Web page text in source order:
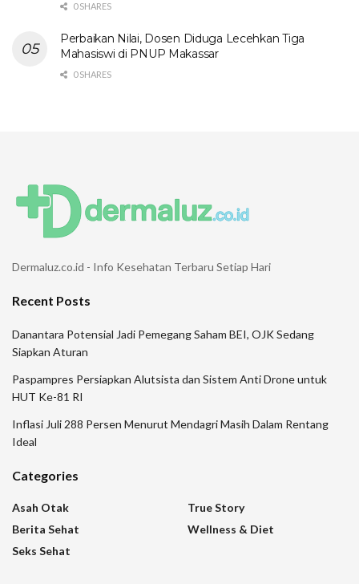
0 SHARES
Perbaikan Nilai, Dosen Diduga Lecehkan Tiga
Mahasiswi di PNUP Makassar
0 SHARES
Dermaluz.co.id - Info Kesehatan Terbaru Setiap Hari
Recent Posts
Danantara Potensial Jadi Pemegang Saham BEI, OJK Sedang
Siapkan Aturan
Paspampres Persiapkan Alutsista dan Sistem Anti Drone untuk
HUT Ke-81 RI
Inflasi Juli 288 Persen Menurut Mendagri Masih Dalam Rentang
Ideal
Categories
Asah Otak
Berita Sehat
Seks Sehat
True Story
Wellness & Diet